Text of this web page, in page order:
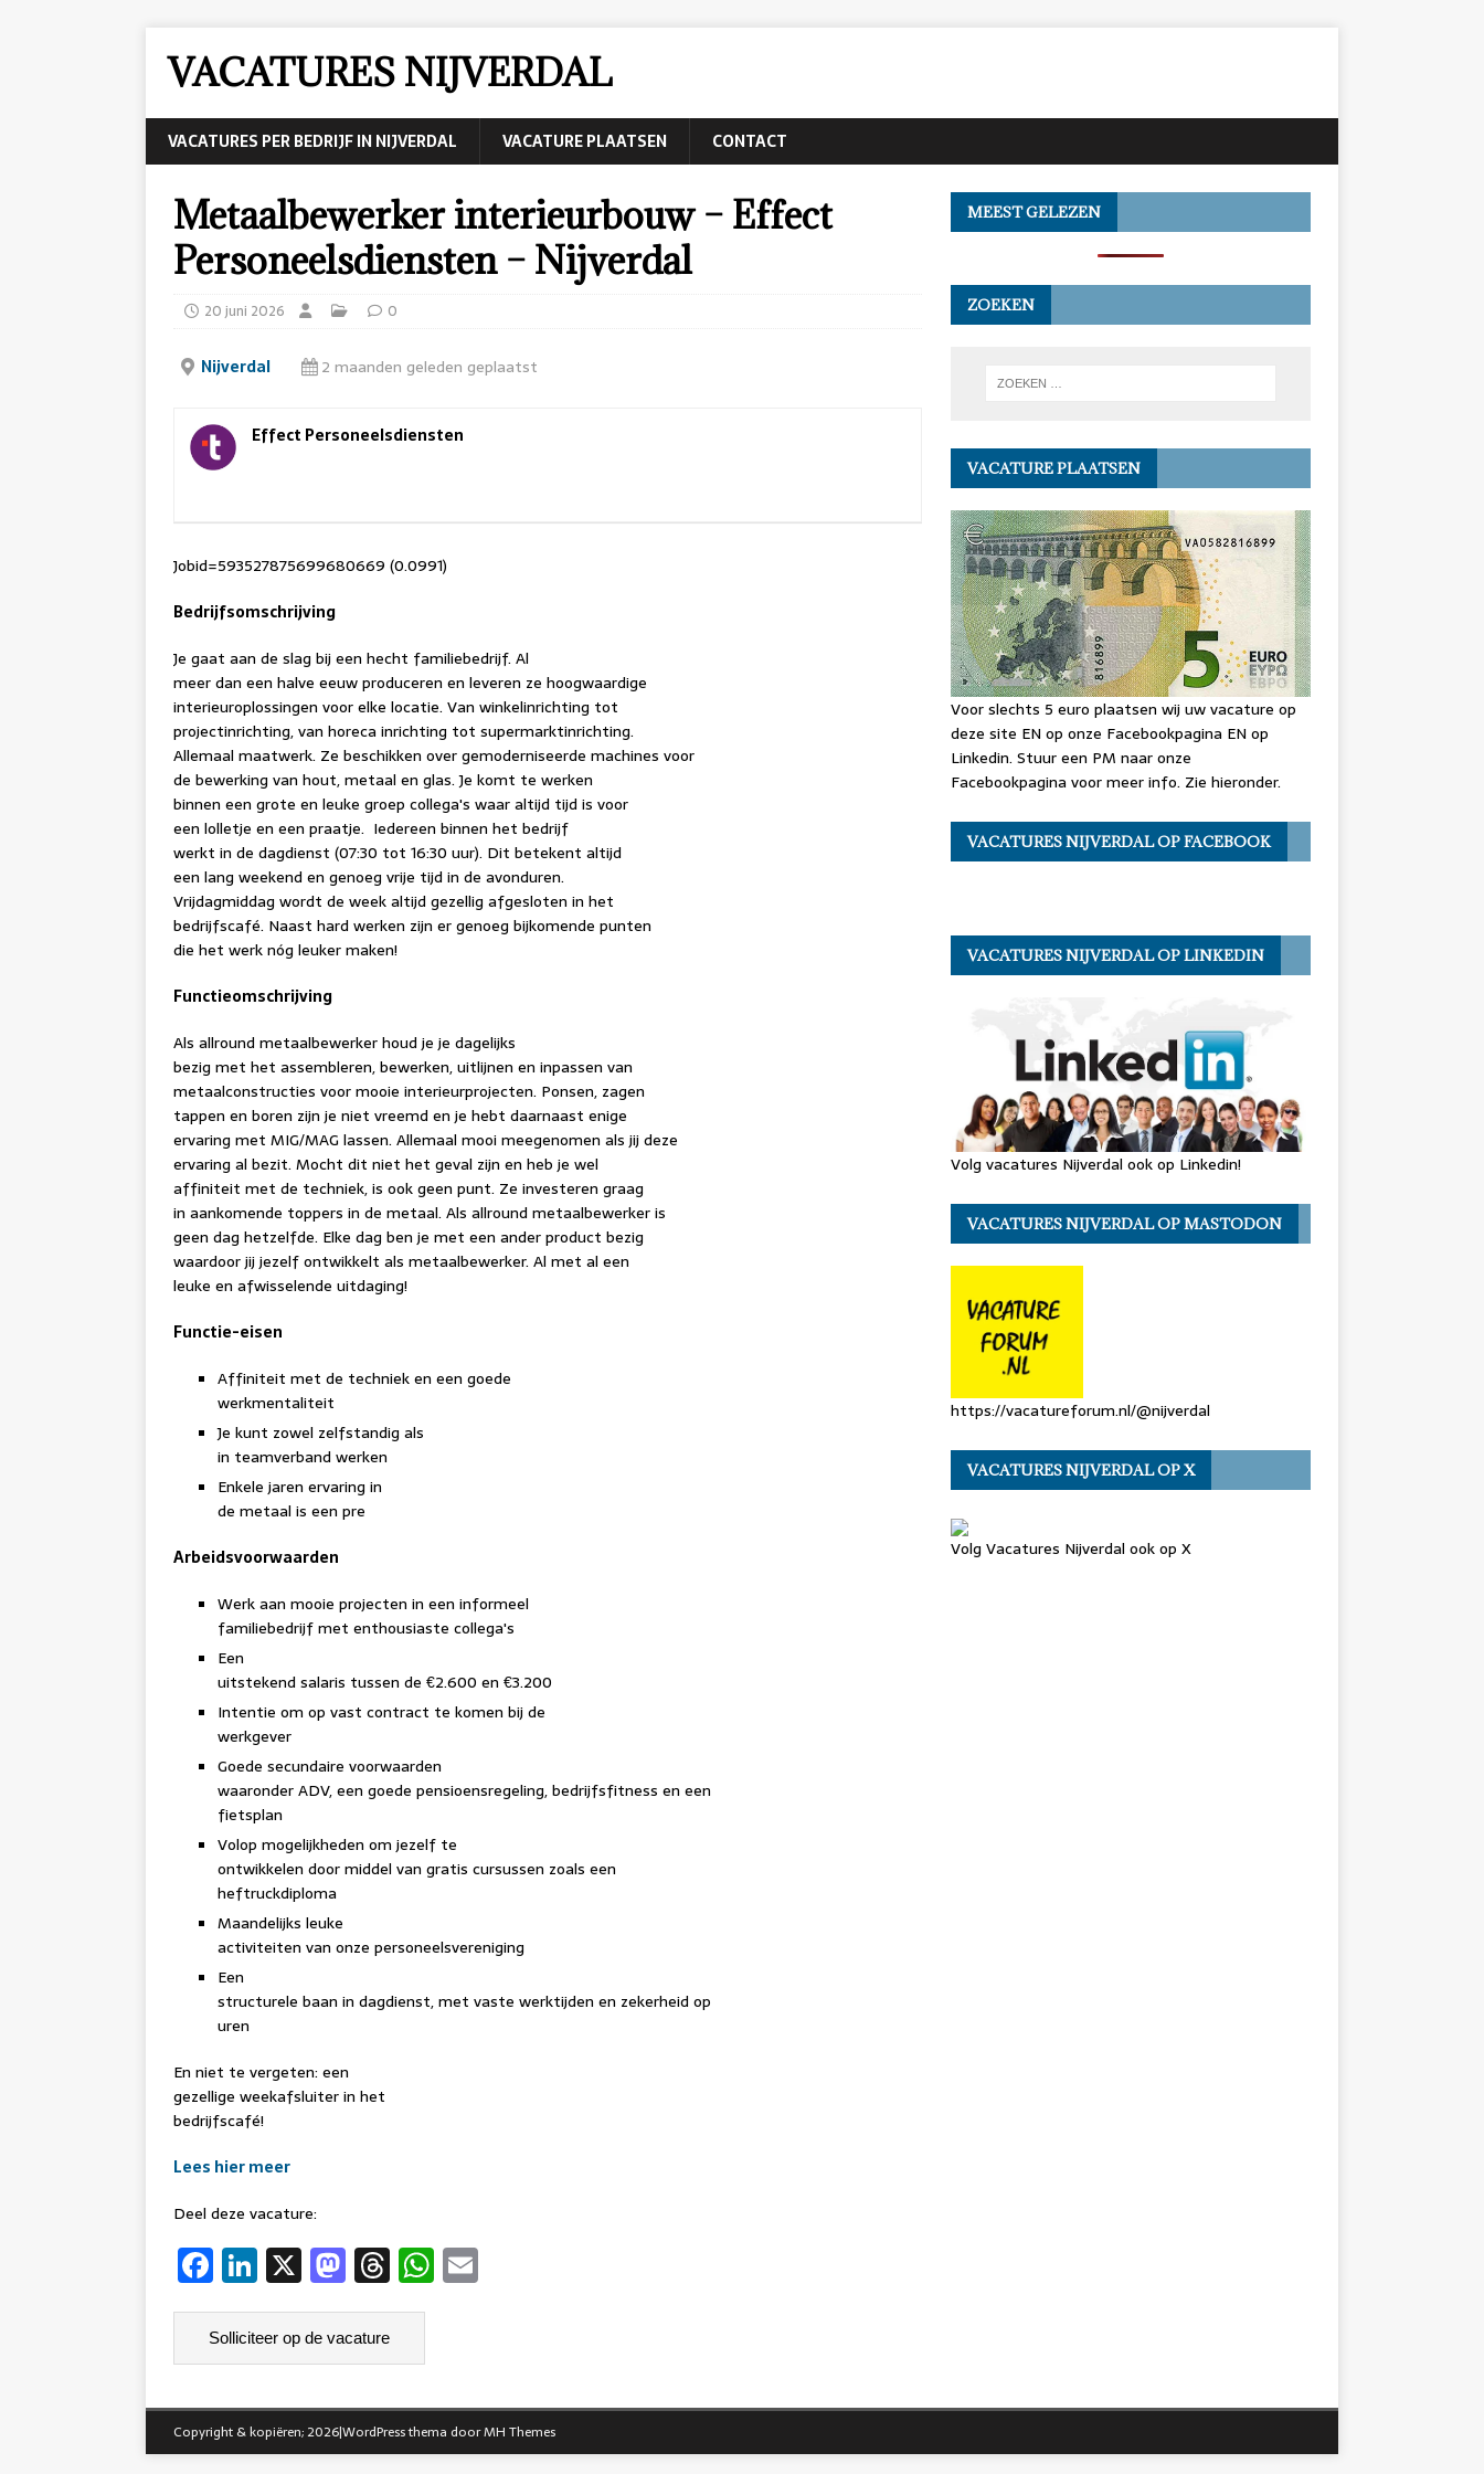
VACATURES NIJVERDAL
VACATURES PER BEDRIJF IN NIJVERDAL VACATURE PLAATSEN CONTACT
Metaalbewerker interieurbouw – Effect
Personeelsdiensten – Nijverdal
20 juni 2026 0
Nijverdal 2 maanden geleden geplaatst
Effect Personeelsdiensten
Jobid=593527875699680669 (0.0991)
Bedrijfsomschrijving
Je gaat aan de slag bij een hecht familiebedrijf. Al
meer dan een halve eeuw produceren en leveren ze hoogwaardige
interieuroplossingen voor elke locatie. Van winkelinrichting tot
projectinrichting, van horeca inrichting tot supermarktinrichting.
Allemaal maatwerk. Ze beschikken over gemoderniseerde machines voor
de bewerking van hout, metaal en glas. Je komt te werken
binnen een grote en leuke groep collega's waar altijd tijd is voor
een lolletje en een praatje. Iedereen binnen het bedrijf
werkt in de dagdienst (07:30 tot 16:30 uur). Dit betekent altijd
een lang weekend en genoeg vrije tijd in de avonduren.
Vrijdagmiddag wordt de week altijd gezellig afgesloten in het
bedrijfscafé. Naast hard werken zijn er genoeg bijkomende punten
die het werk nóg leuker maken!
Functieomschrijving
Als allround metaalbewerker houd je je dagelijks
bezig met het assembleren, bewerken, uitlijnen en inpassen van
metaalconstructies voor mooie interieurprojecten. Ponsen, zagen
tappen en boren zijn je niet vreemd en je hebt daarnaast enige
ervaring met MIG/MAG lassen. Allemaal mooi meegenomen als jij deze
ervaring al bezit. Mocht dit niet het geval zijn en heb je wel
affiniteit met de techniek, is ook geen punt. Ze investeren graag
in aankomende toppers in de metaal. Als allround metaalbewerker is
geen dag hetzelfde. Elke dag ben je met een ander product bezig
waardoor jij jezelf ontwikkelt als metaalbewerker. Al met al een
leuke en afwisselende uitdaging!
Functie-eisen
Affiniteit met de techniek en een goede
werkmentaliteit
Je kunt zowel zelfstandig als
in teamverband werken
Enkele jaren ervaring in
de metaal is een pre
Arbeidsvoorwaarden
Werk aan mooie projecten in een informeel
familiebedrijf met enthousiaste collega's
Een
uitstekend salaris tussen de €2.600 en €3.200
Intentie om op vast contract te komen bij de
werkgever
Goede secundaire voorwaarden
waaronder ADV, een goede pensioensregeling, bedrijfsfitness en een
fietsplan
Volop mogelijkheden om jezelf te
ontwikkelen door middel van gratis cursussen zoals een
heftruckdiploma
Maandelijks leuke
activiteiten van onze personeelsvereniging
Een
structurele baan in dagdienst, met vaste werktijden en zekerheid op
uren
En niet te vergeten: een
gezellige weekafsluiter in het
bedrijfscafé!
Lees hier meer
Deel deze vacature:
F
a
c
e
b
o
Li
n
k
e
dI
n
X M
a
st
o
d
o
T
h
a
d
s
W
h
A
p
MEEST GELEZEN
ZOEKEN
VACATURE PLAATSEN
Voor slechts 5 euro plaatsen wij uw vacature op
deze site EN op onze Facebookpagina EN op
Linkedin. Stuur een PM naar onze
Facebookpagina voor meer info. Zie hieronder.
VACATURES NIJVERDAL OP FACEBOOK
VACATURES NIJVERDAL OP LINKEDIN
Volg vacatures Nijverdal ook op Linkedin!
VACATURES NIJVERDAL OP MASTODON
https://vacatureforum.nl/@nijverdal
VACATURES NIJVERDAL OP X
Volg Vacatures Nijverdal ook op X
Copyright & kopiëren; 2026|WordPress thema doorMH Themes